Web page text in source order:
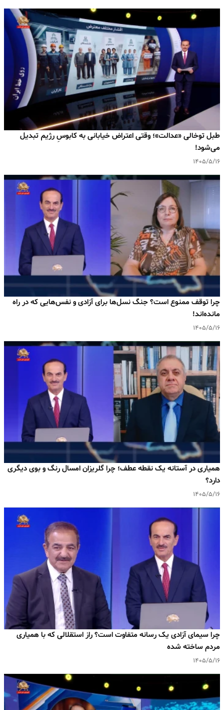
طبل توخالی «عدالت»؛ وقتی اعتراض خیابانی به کابوسِ رژیم تبدیل
می‌شود!
۱۴۰۵/۵/۱۶
چرا توقف ممنوع است؟ جنگ نسل‌ها برای آزادی و نفس‌هایی که در راه
مانده‌اند!
۱۴۰۵/۵/۱۶
همیاری در آستانه یک نقطه عطف؛ چرا گلریزان امسال رنگ و بوی دیگری
دارد؟
۱۴۰۵/۵/۱۶
چرا سیمای آزادی یک رسانه متفاوت است؟ راز استقلالی که با همیاری
مردم ساخته شده
۱۴۰۵/۵/۱۶